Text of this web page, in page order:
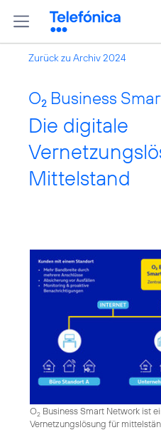
Zurück zu Archiv 2024
O2 Business
Die digitale
Mittelstand
O2 Business Smart Network ist
Vernetzungslösung für